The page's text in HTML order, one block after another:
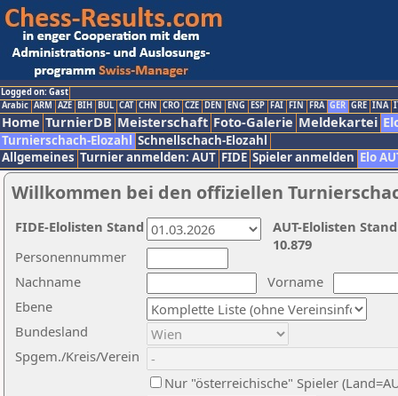
Logged on: Gast
Arabic ARM AZE BIH BUL CAT CHN CRO CZE DEN ENG ESP FAI FIN FRA GER GRE INA
Home TurnierDB Meisterschaft Foto-Galerie Meldekartei
Turnierschach-Elozahl Schnellschach-Elozahl
Allgemeines Turnier anmelden: AUT FIDE Spieler anmelden Elo
Willkommen bei den offiziellen
Nachname
Vorname
Ebene
Personennummer
Bundesland
Spgem./Kreis/Verein
Nur "österreichische" Spieler
AUT-Elolisten
10.879
FIDE-Elolisten Stand